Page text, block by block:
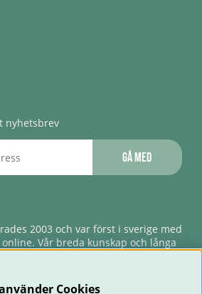
nyhetsbrev
Gå med
2003 och var först i sverige med
Vår breda kunskap och långa
förlängd ångerrätt.
Cookies